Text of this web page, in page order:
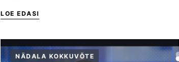
LOE EDASI
NÄDALA KOKKUVÕTE